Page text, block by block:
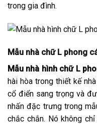
trong gia đình.
Mẫu nhà chữ L phong
Mẫu nhà hình chữ L
hài hòa trong thiết kế
cổ điển sang trọng và
nhấn đặc trưng trong
chắc chắn. Nó không